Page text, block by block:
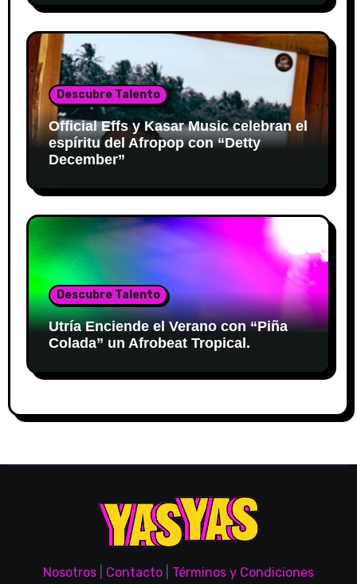
Descubre Talento
Official Effs y Kasar Music celebran el
espíritu del Afropop con “Detty
December”
Descubre Talento
Utría Enciende el Verano con “Piña
Colada” un Afrobeat Tropical.
Nosotros Contacto Términos y Condiciones